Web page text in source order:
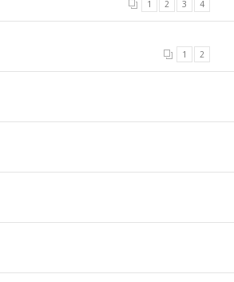
1 2 3 4
1 2